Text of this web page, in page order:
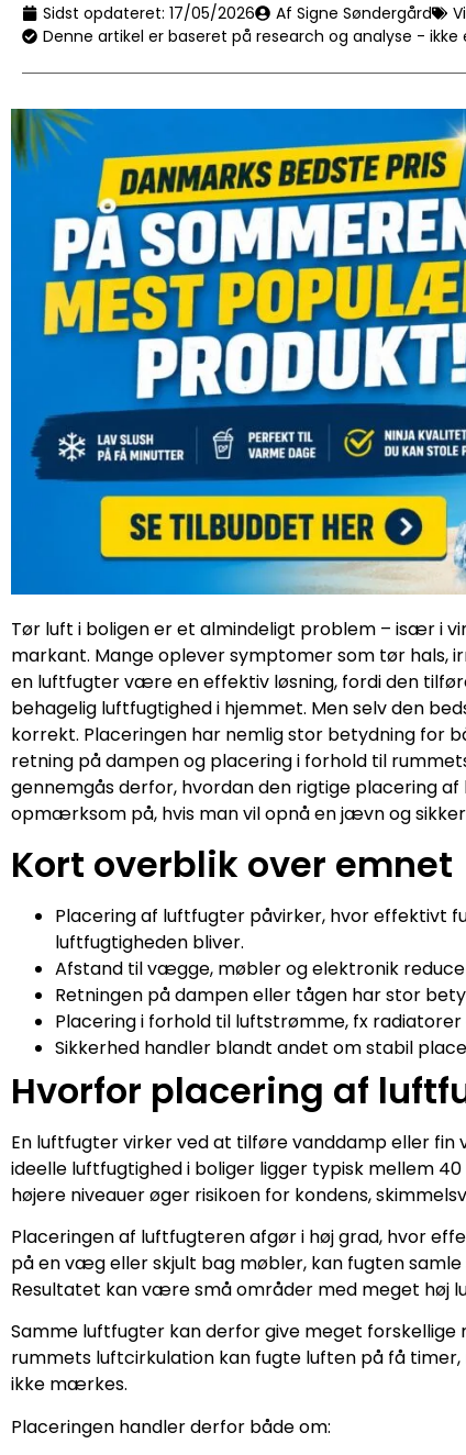
Sidst opdateret: 17/05/2026 Af Signe Søndergård
Denne artikel er baseret på research og analyse -
Tør luft i boligen er et almindeligt problem – især i
markant. Mange oplever symptomer som tør hals,
en luftfugter være en effektiv løsning, fordi den
behagelig luftfugtighed i hjemmet. Men selv den
korrekt. Placeringen har nemlig stor betydning for
retning på dampen og placering i forhold til
gennemgås derfor, hvordan den rigtige placering
opmærksom på, hvis man vil opnå en jævn og
Kort overblik over emnet
Placering af luftfugter påvirker, hvor effektivt
luftfugtigheden bliver.
Afstand til vægge, møbler og elektronik
Retningen på dampen eller tågen har stor
Placering i forhold til luftstrømme, fx
Sikkerhed handler blandt andet om stabil
Hvorfor placering af
En luftfugter virker ved at tilføre vanddamp eller
ideelle luftfugtighed i boliger ligger typisk mellem
højere niveauer øger risikoen for kondens,
Placeringen af luftfugteren afgør i høj grad, hvor
på en væg eller skjult bag møbler, kan fugten
Resultatet kan være små områder med meget høj
Samme luftfugter kan derfor give meget
rummets luftcirkulation kan fugte luften på få
ikke mærkes.
Placeringen handler derfor både om: